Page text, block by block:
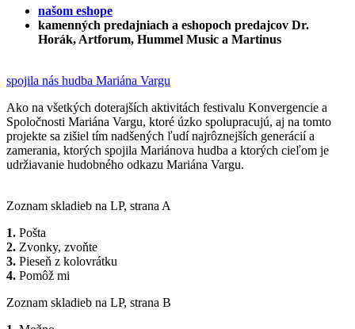
našom eshope
kamenných predajniach a eshopoch predajcov Dr.
Horák, Artforum, Hummel Music a Martinus
spojila nás hudba Mariána Vargu
Ako na všetkých doterajších aktivitách festivalu Konvergencie a
Spoločnosti Mariána Vargu, ktoré úzko spolupracujú, aj na tomto
projekte sa zišiel tím nadšených ľudí najrôznejších generácií a
zamerania, ktorých spojila Mariánova hudba a ktorých cieľom je
udržiavanie hudobného odkazu Mariána Vargu.
Zoznam skladieb na LP, strana A
1. Pošta
2. Zvonky, zvoňte
3. Pieseň z kolovrátku
4. Pomôž mi
Zoznam skladieb na LP, strana B